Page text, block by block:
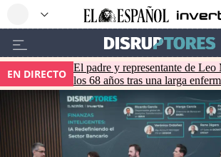
EN DIRECTO El padre y representante de Leo
los 68 años tras una larga